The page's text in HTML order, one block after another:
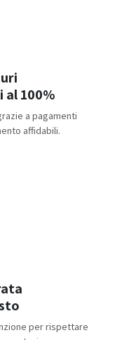
100%
a pagamenti
affidabili.
per rispettare